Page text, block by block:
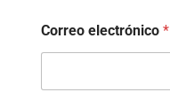
Correo electrónico *